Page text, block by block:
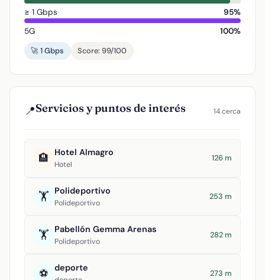
≥ 1 Gbps
95%
5G
100%
🚀 1 Gbps
Score: 99/100
📍Servicios y puntos de interés 14 cerca
🏨 Hotel Almagro
Hotel
126 m
🏋️ Polideportivo
Polideportivo
253 m
🏋️ Pabellón Gemma Arenas
Polideportivo
282 m
⚽ deporte
273 m